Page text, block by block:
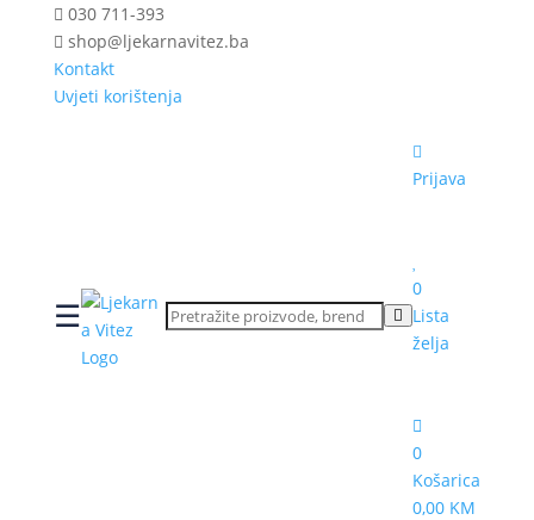
030 711-393
shop@ljekarnavitez.ba
Kontakt
Uvjeti korištenja
☰
Prijava
0
Lista
želja
0
Košarica
0,00 KM